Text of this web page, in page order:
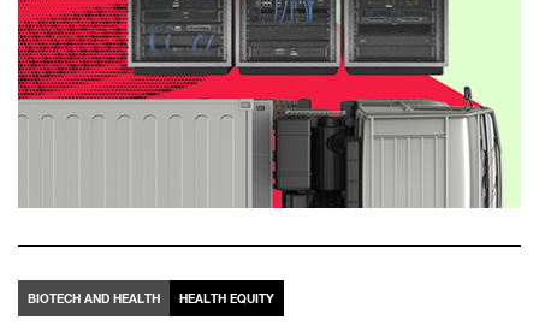
BIOTECH AND HEALTH HEALTH EQUITY